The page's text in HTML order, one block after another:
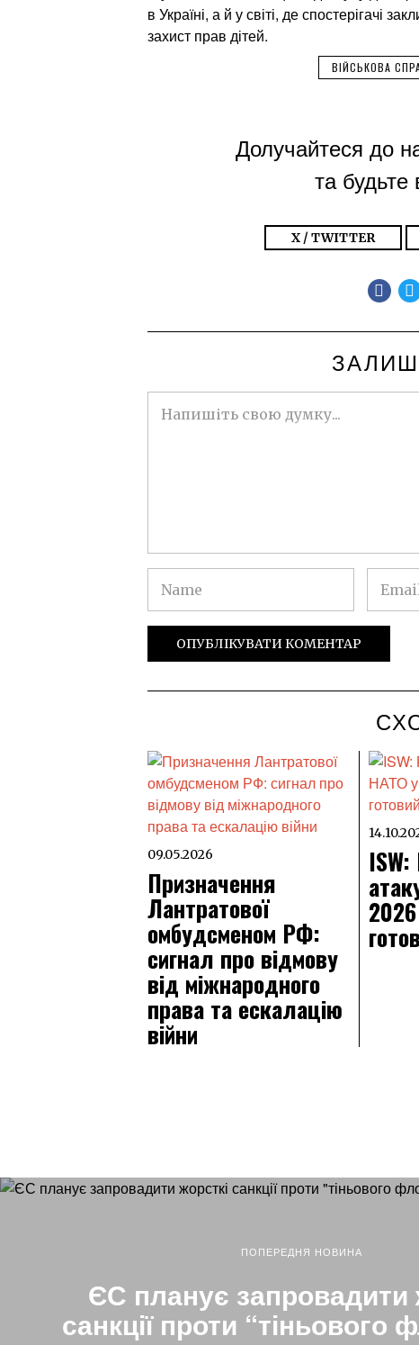
в Україні, а й у світі, де спостерігачі
захист прав дітей.
ВІЙСЬКОВА
Долучайтеся до
та будьте
X / TWITTER
09.05.2026
Призначення
Лантратової
омбудсменом РФ:
сигнал про відмову
від міжнародного
права та ескалацію
війни
ПОПЕРЕДНЯ НОВИНА
ЄС планує запровадити
санкції проти “тіньового